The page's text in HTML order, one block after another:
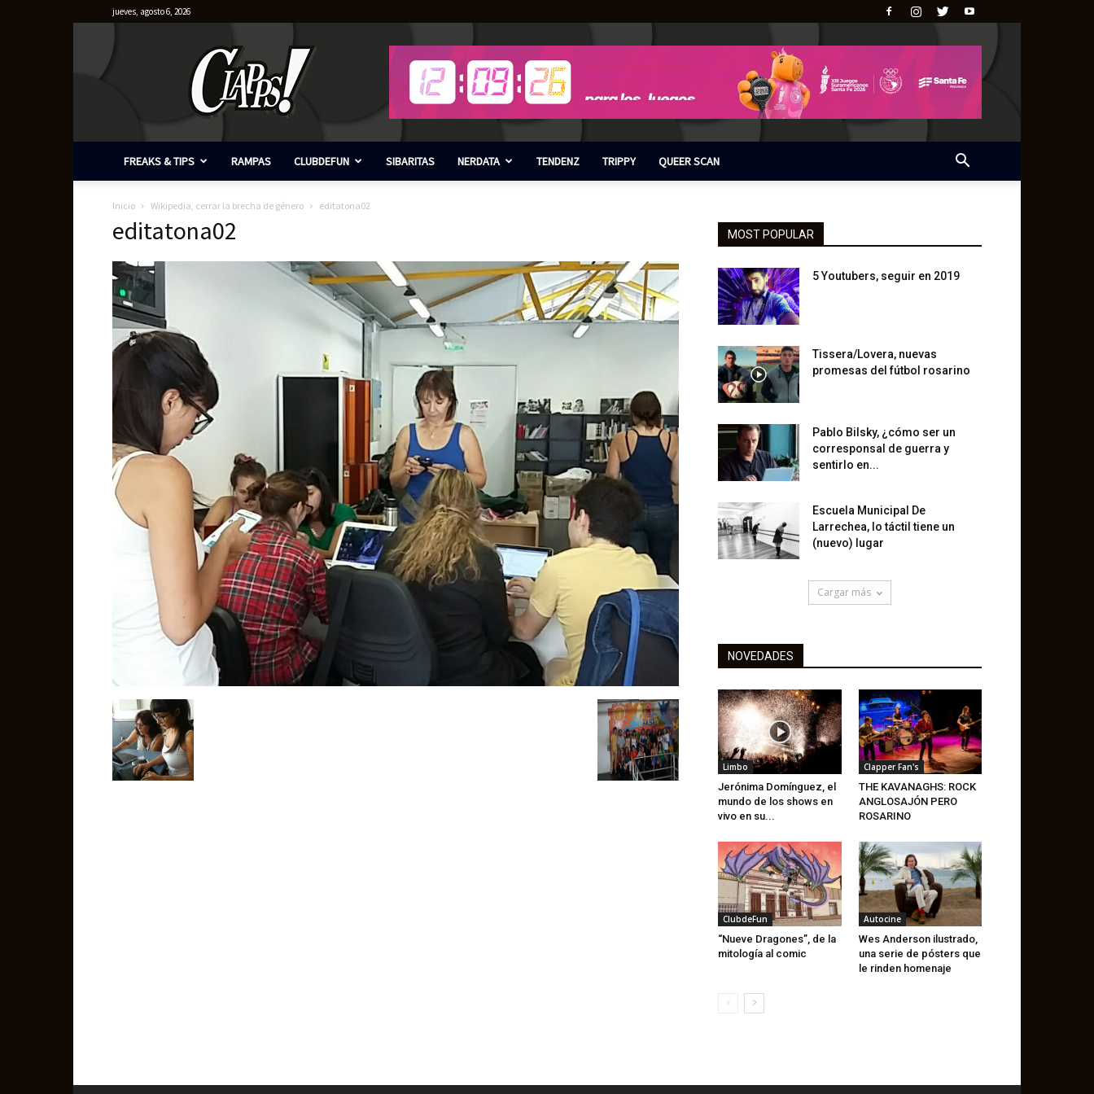
jueves, agosto 6, 2026
FREAKS & TIPS RAMPAS CLUBDEFUN SIBARITAS NERDATA TENDENZ TRIPPY QUEER SCAN
Inicio Wikipedia, cerrar la brecha de género editatona02
editatona02 MOST POPULAR
5 Youtubers, seguir en 2019
Tissera/Lovera, nuevas
promesas del fútbol rosarino
Pablo Bilsky, ¿cómo ser un
corresponsal de guerra y
sentirlo en...
Escuela Municipal De
Larrechea, lo táctil tiene un
(nuevo) lugar
Cargar más
NOVEDADES
Limbo
Jerónima Domínguez, el
mundo de los shows en
vivo en su...
Clapper Fan's
THE KAVANAGHS: ROCK
ANGLOSAJÓN PERO
ROSARINO
ClubdeFun
“Nueve Dragones”, de la
mitología al comic
Autocine
Wes Anderson ilustrado,
una serie de pósters que
le rinden homenaje